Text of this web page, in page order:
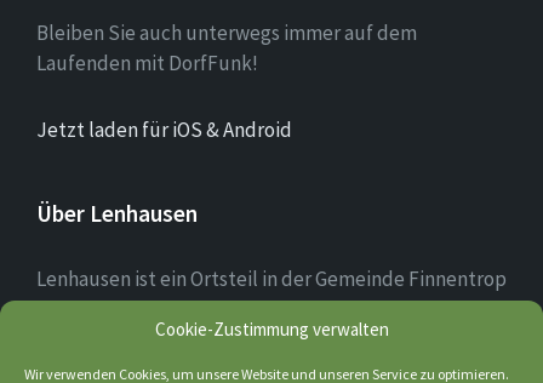
Cookie-Zustimmung verwalten
Wir verwenden Cookies, um unsere Website und unseren Service zu optimieren.
Bleiben Sie auch unterwegs immer auf dem
Laufenden mit DorfFunk!
Jetzt laden für iOS & Android
Über Lenhausen
Lenhausen ist ein Ortsteil in der Gemeinde Finnentrop
im Sauerland mit rund 1.190 Einwohnern, der sich am
Zusammenfluss von Lenne und Fretter befindet. Das
Ortsbild des Dorfkerns ist teilweise noch altertümlich